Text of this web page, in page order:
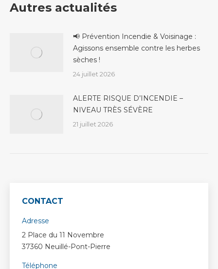
Autres actualités
📢 Prévention Incendie & Voisinage :
Agissons ensemble contre les herbes
sèches !
24 juillet 2026
ALERTE RISQUE D’INCENDIE –
NIVEAU TRÈS SÉVÈRE
21 juillet 2026
CONTACT
Adresse
2 Place du 11 Novembre
37360 Neuillé-Pont-Pierre
Téléphone